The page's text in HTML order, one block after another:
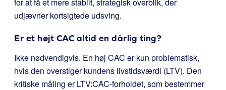
udjævner kortsigtede udsving.
Er et højt CAC altid en dårlig ting?
Ikke nødvendigvis. En høj CAC er kun problematisk,
hvis den overstiger kundens livstidsværdi (LTV). Den
kritiske måling er LTV:CAC-forholdet, som bestemmer